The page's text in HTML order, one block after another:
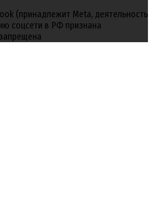
(принадлежит Meta, деятельность
соцсети в РФ признана